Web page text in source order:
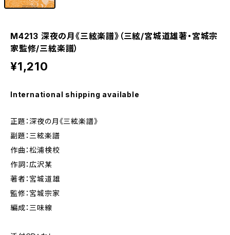
M4213 深夜の月《三絃楽譜》（三絃/宮城道雄著・宮城宗
家監修/三絃楽譜）
¥1,210
International shipping available
正題：深夜の月《三絃楽譜》
副題：三絃楽譜
作曲：松浦検校
作詞：広沢某
著者：宮城道雄
監修：宮城宗家
編成：三味線